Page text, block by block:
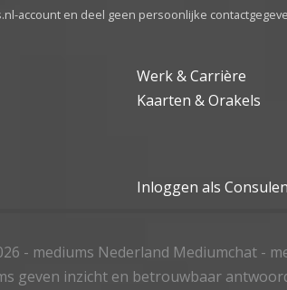
account en deel geen persoonlijke
Werk & Carrière
Kaarten & Orakels
Inloggen als
- mediums Nederland Mediumchat -
geven inzicht en betrouwbaar